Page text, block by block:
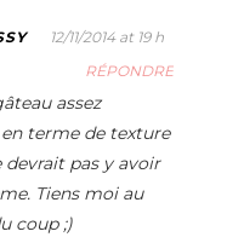
12/11/2014 at 19 h
RÉPONDRE
assez
terme de texture
devrait pas y avoir
Tiens moi au
coup ;)